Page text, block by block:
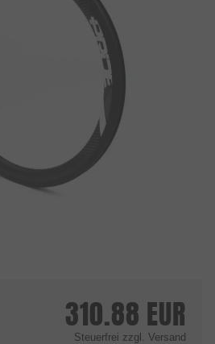
310.88 EUR
Steuerfrei zzgl. Versand